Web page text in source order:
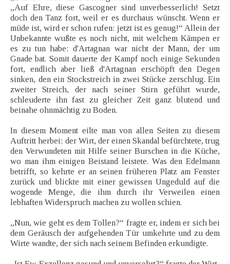
„Auf Ehre, diese Gascogner sind unverbesserlich! Setzt
doch den Tanz fort, weil er es durchaus wünscht. Wenn er
müde ist, wird er schon rufen: jetzt ist es genug!“ Allein der
Unbekannte wußte es noch nicht, mit welchem Kämpen er
es zu tun habe; d'Artagnan war nicht der Mann, der um
Gnade bat. Somit dauerte der Kampf noch einige Sekunden
fort, endlich aber ließ d'Artagnan erschöpft den Degen
sinken, den ein Stockstreich in zwei Stücke zerschlug. Ein
zweiter Streich, der nach seiner Stirn geführt wurde,
schleuderte ihn fast zu gleicher Zeit ganz blutend und
beinahe ohnmächtig zu Boden.
In diesem Moment eilte man von allen Seiten zu diesem
Auftritt herbei; der Wirt, der einen Skandal befürchtete, trug
den Verwundeten mit Hilfe seiner Burschen in die Küche,
wo man ihm einigen Beistand leistete. Was den Edelmann
betrifft, so kehrte er an seinen früheren Platz am Fenster
zurück und blickte mit einer gewissen Ungeduld auf die
wogende Menge, die ihm durch ihr Verweilen einen
lebhaften Widerspruch machen zu wollen schien.
„Nun, wie geht es dem Tollen?“ fragte er, indem er sich bei
dem Geräusch der aufgehenden Tür umkehrte und zu dem
Wirte wandte, der sich nach seinem Befinden erkundigte.